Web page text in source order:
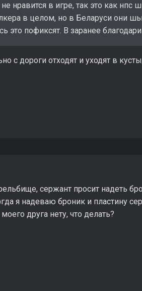
нравится в игре, так это как нпс
в целом, но в Беларуси они
это пофиксят. В заранее
с дороги отходят и уходят в
сержант просит надеть
я надеваю броник и пластину
друга нету, что делать?